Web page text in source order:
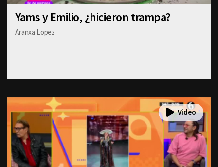
Yams y Emilio, ¿hicieron trampa?
Aranxa Lopez